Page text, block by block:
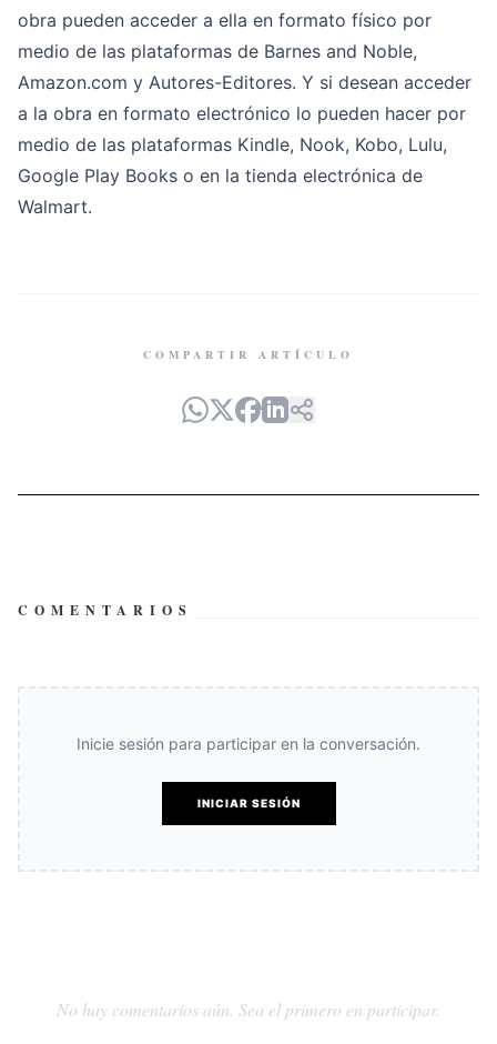
obra pueden acceder a ella en formato físico por
medio de las plataformas de Barnes and Noble,
Amazon.com y Autores-Editores. Y si desean acceder
a la obra en formato electrónico lo pueden hacer por
medio de las plataformas Kindle, Nook, Kobo, Lulu,
Google Play Books o en la tienda electrónica de
Walmart.
COMPARTIR ARTÍCULO
COMENTARIOS
Inicie sesión para participar en la conversación.
INICIAR SESIÓN
No hay comentarios aún. Sea el primero en participar.